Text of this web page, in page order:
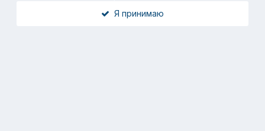
Я принимаю